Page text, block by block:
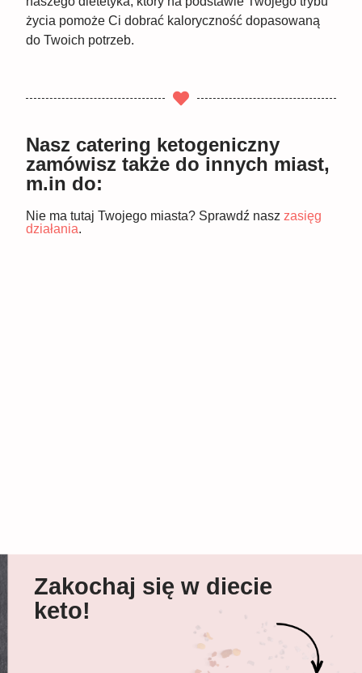
życia pomoże Ci dobrać kaloryczność dopasowaną
do Twoich potrzeb.
Nasz catering ketogeniczny
zamówisz także do innych miast,
m.in do:
Nie ma tutaj Twojego miasta? Sprawdź nasz zasięg
działania.
Zakochaj się w diecie
keto!